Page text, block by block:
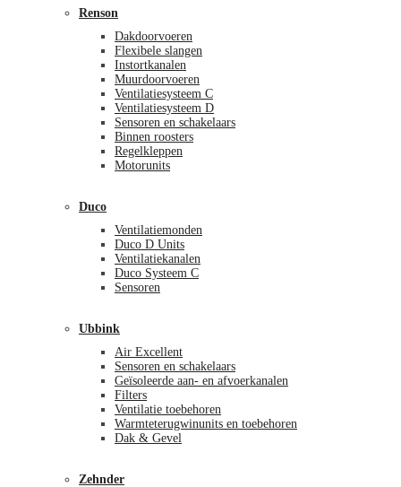
Renson
Dakdoorvoeren
Flexibele slangen
Instortkanalen
Muurdoorvoeren
Ventilatiesysteem C
Ventilatiesysteem D
Sensoren en schakelaars
Binnen roosters
Regelkleppen
Motorunits
Duco
Ventilatiemonden
Duco D Units
Ventilatiekanalen
Duco Systeem C
Sensoren
Ubbink
Air Excellent
Sensoren en schakelaars
Geïsoleerde aan- en afvoerkanalen
Filters
Ventilatie toebehoren
Warmteterugwinunits en toebehoren
Dak & Gevel
Zehnder